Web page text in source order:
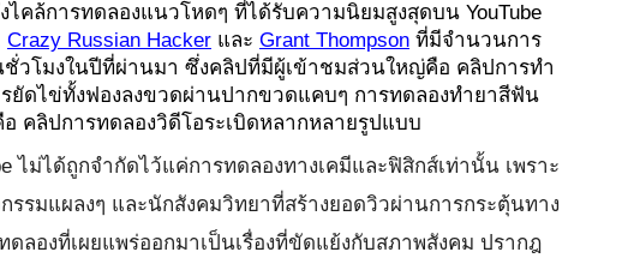
ไคล้การทดลองแนวโหดๆ ที่ได้รับความนิยมสูงสุดบน YouTube
Crazy Russian Hacker และ Grant Thompson ที่มีจำนวนการ
ชั่วโมงในปีที่ผ่านมา ซึ่งคลิปที่มีผู้เข้าชมส่วนใหญ่คือ คลิปการทำ
ยัดไข่ทั้งฟองลงขวดผ่านปากขวดแคบๆ การทดลองทำยาสีฟัน
คลิปการทดลองวิดีโอระเบิดหลากหลายรูปแบบ
ไม่ได้ถูกจำกัดไว้แค่การทดลองทางเคมีและฟิสิกส์เท่านั้น เพราะ
รมแผลงๆ และนักสังคมวิทยาที่สร้างยอดวิวผ่านการกระตุ้นทาง
ดลองที่เผยแพร่ออกมาเป็นเรื่องที่ขัดแย้งกับสภาพสังคม ปรากฎ